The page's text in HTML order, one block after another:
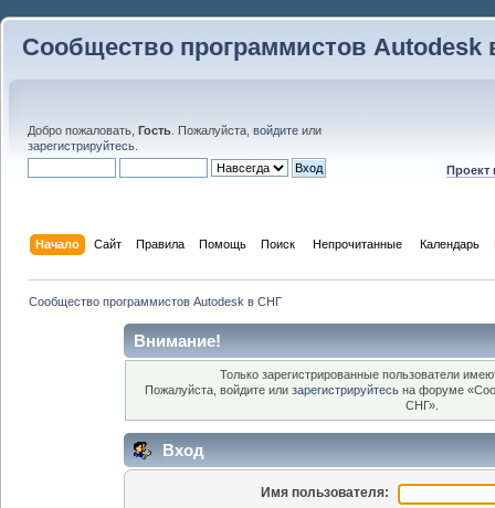
Сообщество программистов Autodesk
Добро пожаловать, Гость . Пожалуйста, войдите или
зарегистрируйтесь
Проект
Начало Сайт Правила Помощь Поиск Непрочитанные Календарь
Сообщество программистов Autodesk в СНГ
Внимание!
Только зарегистрированные пользователи
Пожалуйста, войдите или зарегистрируйтесь на форуме
СНГ».
Вход
Имя пользователя: